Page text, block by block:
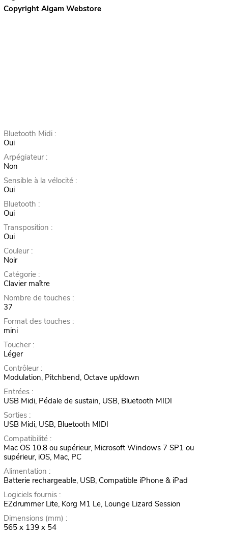
Copyright Algam Webstore
Bluetooth Midi :
Oui
Arpégiateur :
Non
Sensible à la vélocité :
Oui
Bluetooth :
Oui
Transposition :
Oui
Couleur :
Noir
Catégorie :
Clavier maître
Nombre de touches :
37
Format des touches :
mini
Toucher :
Léger
Contrôleur :
Modulation, Pitchbend, Octave up/down
Entrées :
USB Midi, Pédale de sustain, USB, Bluetooth MIDI
Sorties :
USB Midi, USB, Bluetooth MIDI
Compatibilité :
Mac OS 10.8 ou supérieur, Microsoft Windows 7 SP1 ou
supérieur, iOS, Mac, PC
Alimentation :
Batterie rechargeable, USB, Compatible iPhone & iPad
Logiciels fournis :
EZdrummer Lite, Korg M1 Le, Lounge Lizard Session
Dimensions (mm) :
565 x 139 x 54